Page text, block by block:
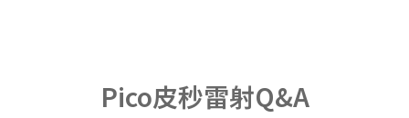
Pico皮秒雷射Q&A